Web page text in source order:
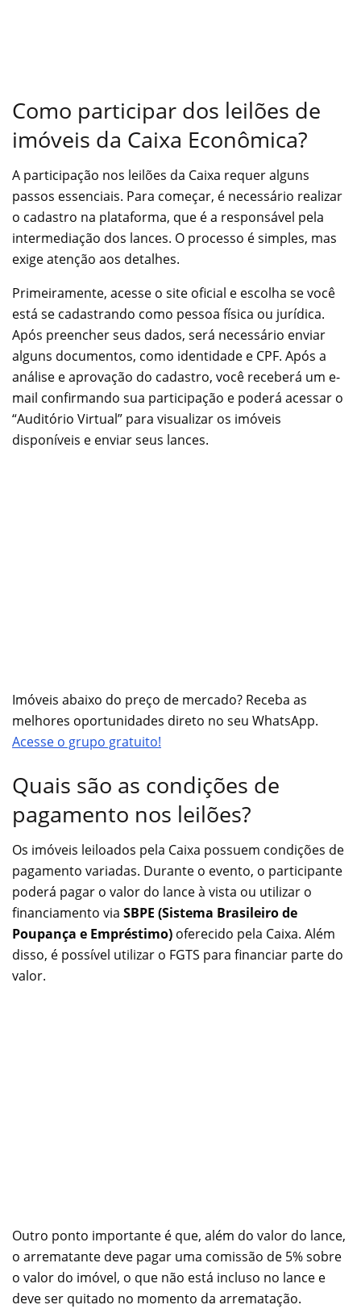
Como participar dos leilões de
imóveis da Caixa Econômica?
A participação nos leilões da Caixa requer alguns
passos essenciais. Para começar, é necessário realizar
o cadastro na plataforma, que é a responsável pela
intermediação dos lances. O processo é simples, mas
exige atenção aos detalhes.
Primeiramente, acesse o site oficial e escolha se você
está se cadastrando como pessoa física ou jurídica.
Após preencher seus dados, será necessário enviar
alguns documentos, como identidade e CPF. Após a
análise e aprovação do cadastro, você receberá um e-
mail confirmando sua participação e poderá acessar o
“Auditório Virtual” para visualizar os imóveis
disponíveis e enviar seus lances.
Imóveis abaixo do preço de mercado? Receba as
melhores oportunidades direto no seu WhatsApp.
Acesse o grupo gratuito!
Quais são as condições de
pagamento nos leilões?
Os imóveis leiloados pela Caixa possuem condições de
pagamento variadas. Durante o evento, o participante
poderá pagar o valor do lance à vista ou utilizar o
financiamento via SBPE (Sistema Brasileiro de
Poupança e Empréstimo) oferecido pela Caixa. Além
disso, é possível utilizar o FGTS para financiar parte do
valor.
Outro ponto importante é que, além do valor do lance,
o arrematante deve pagar uma comissão de 5% sobre
o valor do imóvel, o que não está incluso no lance e
deve ser quitado no momento da arrematação.